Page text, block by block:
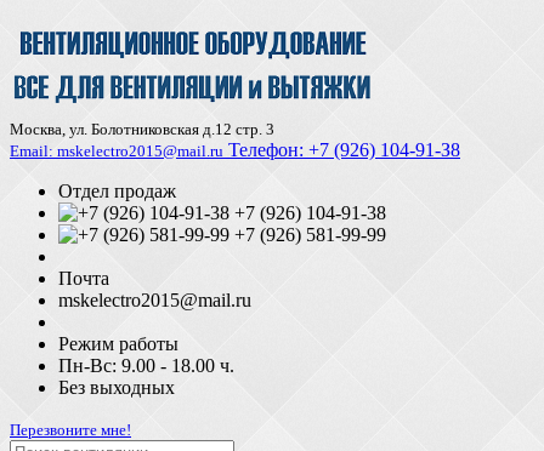
Москва, ул. Болотниковская д.12 стр. 3
Email: mskelectro2015@mail.ru Телефон: +7 (926) 104-91-З8
Отдел продаж
+7 (926) 104-91-38
+7 (926) 581-99-99
Почта
mskelectro2015@mail.ru
Режим работы
Пн-Вс: 9.00 - 18.00 ч.
Без выходных
Перезвоните мне!